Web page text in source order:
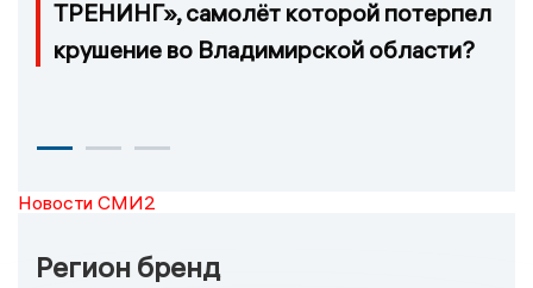
ТРЕНИНГ», самолёт которой потерпел
крушение во Владимирской области?
Новости СМИ2
Регион бренд